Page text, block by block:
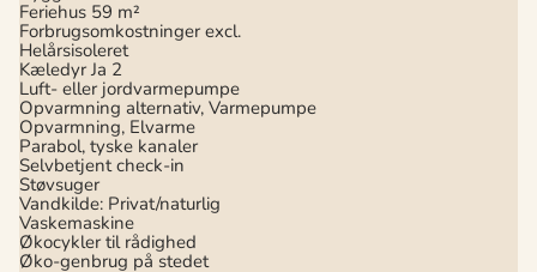
Feriehus 59 m²
Forbrugsomkostninger excl.
Helårsisoleret
Kæledyr Ja 2
Luft- eller jordvarmepumpe
Opvarmning alternativ, Varmepumpe
Opvarmning, Elvarme
Parabol, tyske kanaler
Selvbetjent check-in
Støvsuger
Vandkilde: Privat/naturlig
Vaskemaskine
Økocykler til rådighed
Øko-genbrug på stedet